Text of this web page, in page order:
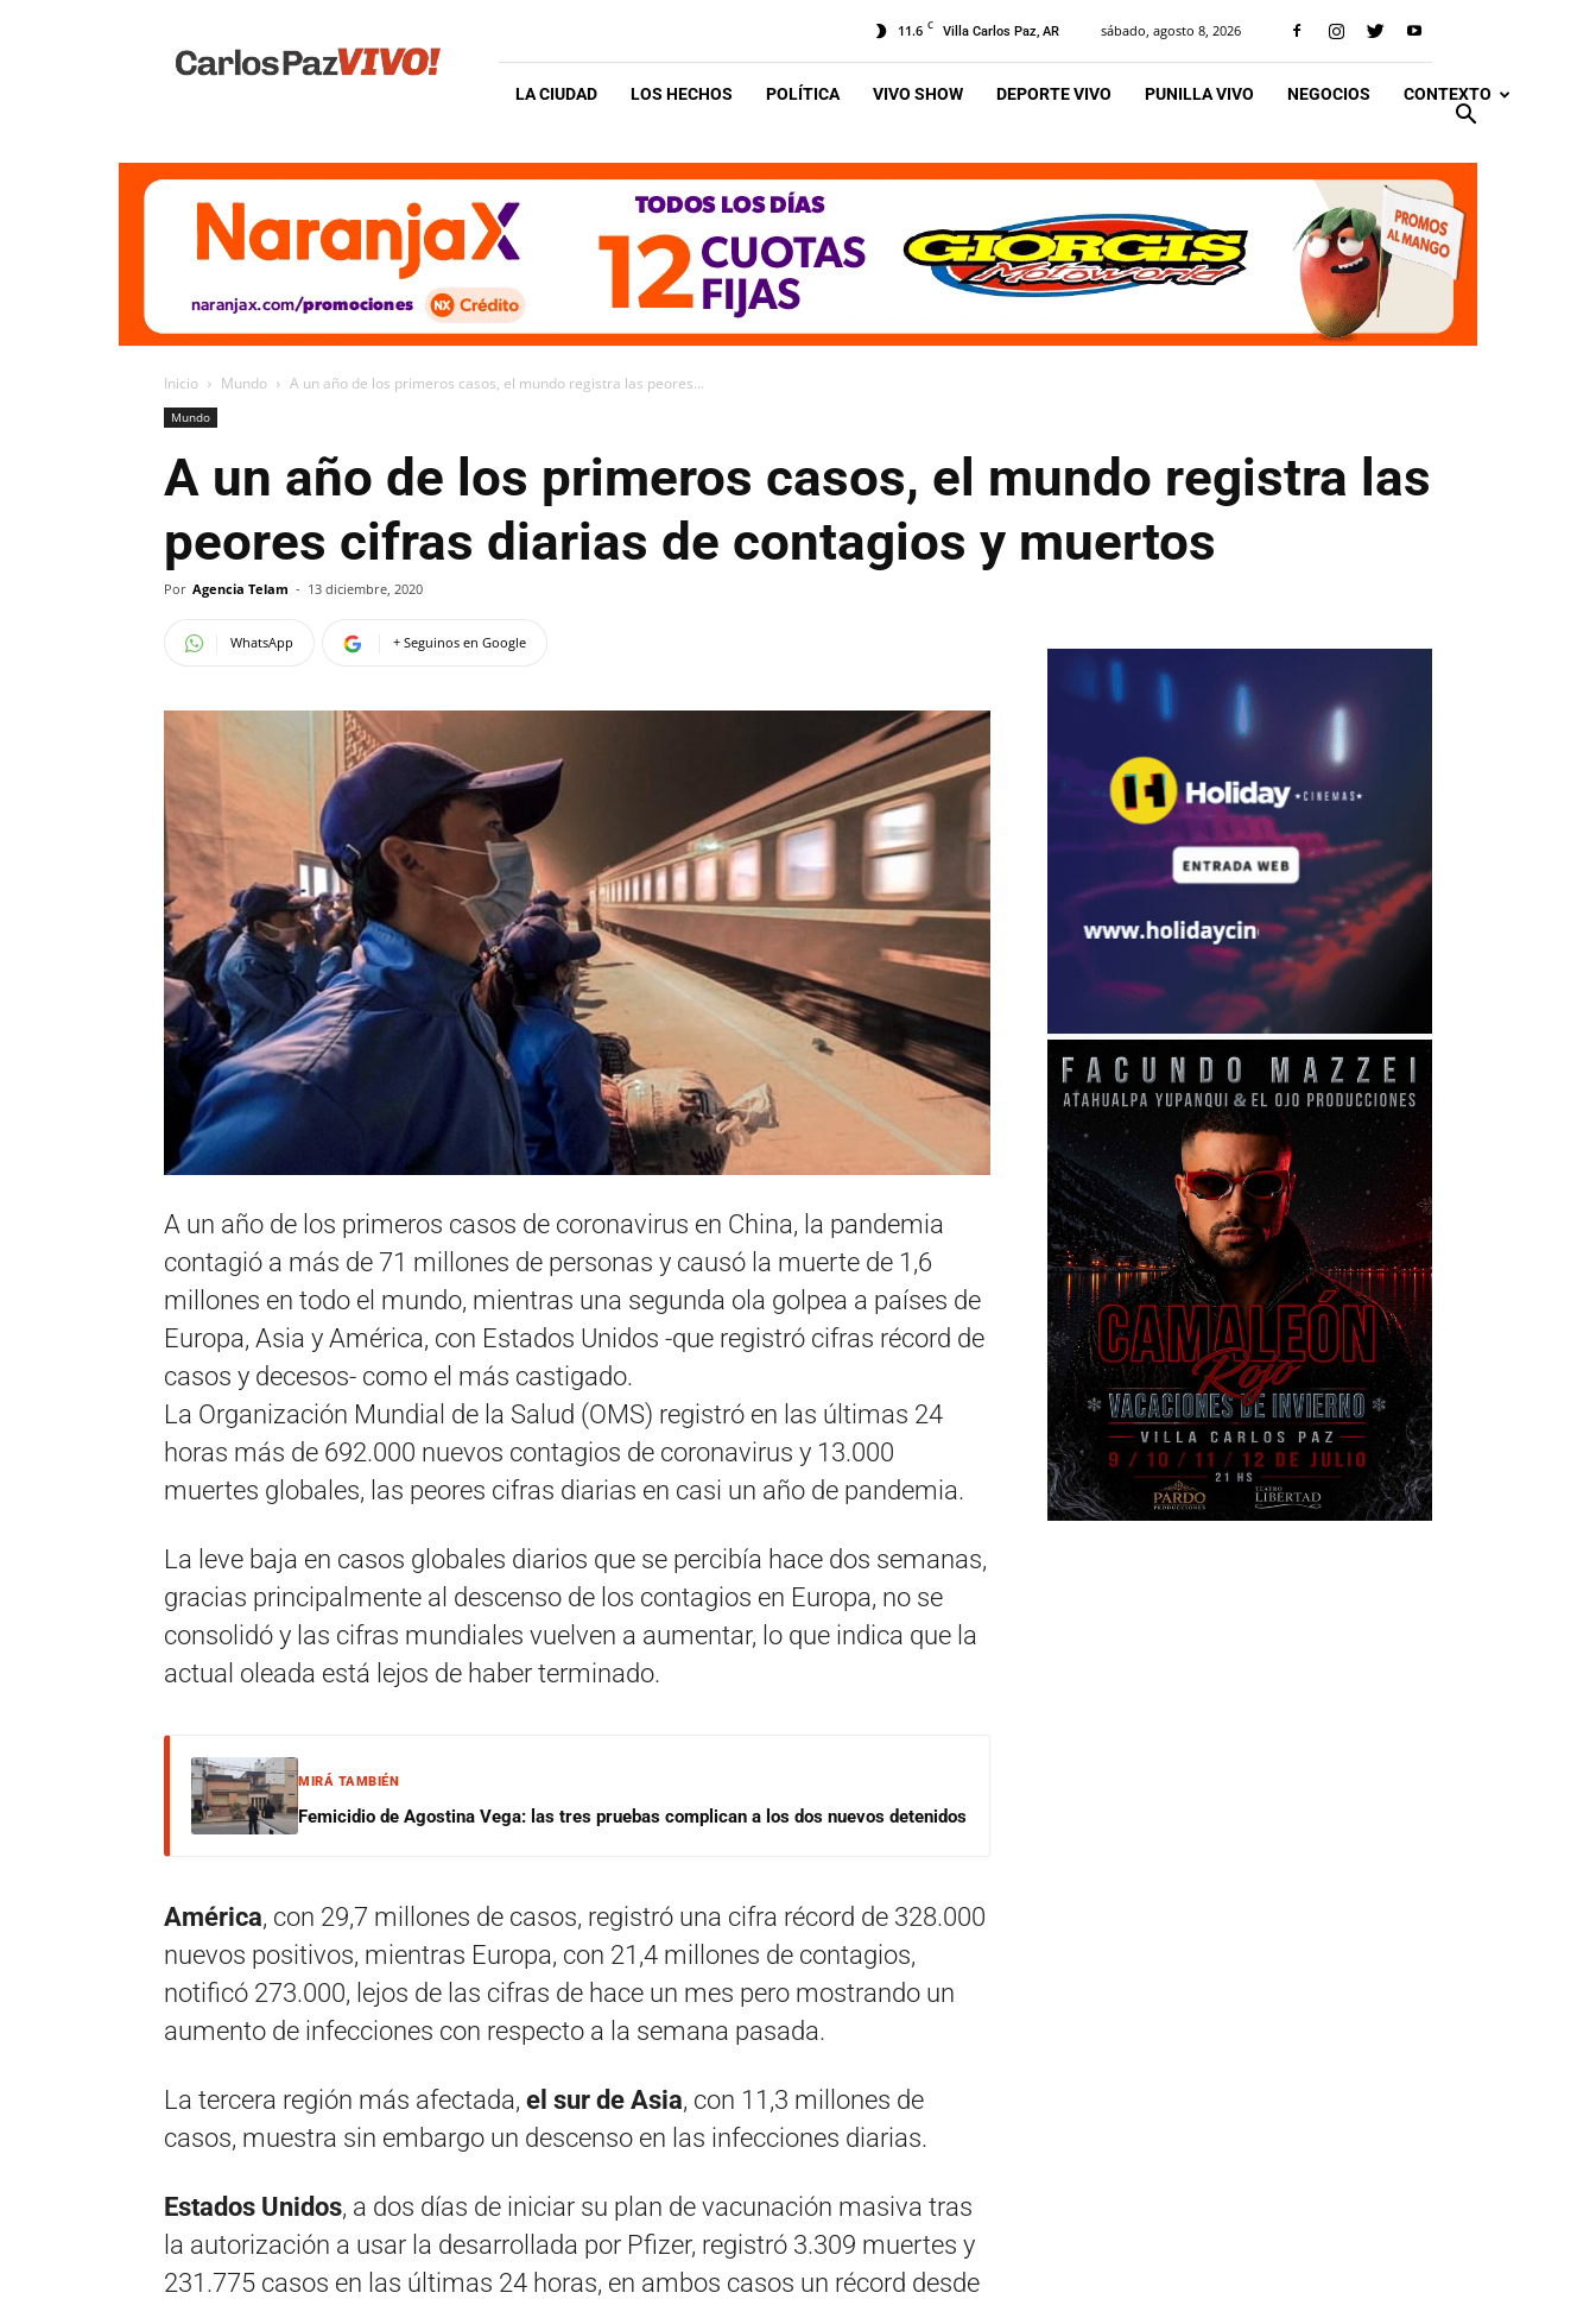
Vivo
11.6 C Villa Carlos Paz, AR sábado, agosto 8, 2026
LA CIUDAD LOS HECHOS POLÍTICA VIVO SHOW DEPORTE VIVO PUNILLA VIVO NEGOCIOS CONTEXTO
Inicio Mundo A un año de los primeros casos, el mundo registra las peores...
Mundo
A un año de los primeros casos, el mundo registra las
peores cifras diarias de contagios y muertos
Por Agencia Telam - 13 diciembre, 2020
WhatsApp + Seguinos en Google
A un año de los primeros casos de coronavirus en China, la pandemia
contagió a más de 71 millones de personas y causó la muerte de 1,6
millones en todo el mundo, mientras una segunda ola golpea a países de
Europa, Asia y América, con Estados Unidos -que registró cifras récord de
casos y decesos- como el más castigado.
La Organización Mundial de la Salud (OMS) registró en las últimas 24
horas más de 692.000 nuevos contagios de coronavirus y 13.000
muertes globales, las peores cifras diarias en casi un año de pandemia.
La leve baja en casos globales diarios que se percibía hace dos semanas,
gracias principalmente al descenso de los contagios en Europa, no se
consolidó y las cifras mundiales vuelven a aumentar, lo que indica que la
actual oleada está lejos de haber terminado.
MIRÁ TAMBIÉN
Femicidio de Agostina Vega: las tres pruebas complican a los dos nuevos detenidos
América, con 29,7 millones de casos, registró una cifra récord de 328.000
nuevos positivos, mientras Europa, con 21,4 millones de contagios,
notificó 273.000, lejos de las cifras de hace un mes pero mostrando un
aumento de infecciones con respecto a la semana pasada.
La tercera región más afectada, el sur de Asia, con 11,3 millones de
casos, muestra sin embargo un descenso en las infecciones diarias.
Estados Unidos, a dos días de iniciar su plan de vacunación masiva tras
la autorización a usar la desarrollada por Pfizer, registró 3.309 muertes y
231.775 casos en las últimas 24 horas, en ambos casos un récord desde